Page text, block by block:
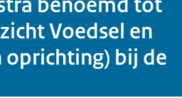
Voedsel en
oprichting) bij de